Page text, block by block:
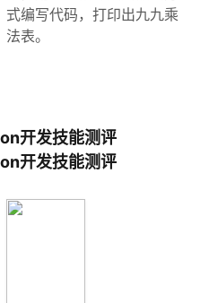
式编写代码，打印出九九乘
法表。
开发技能测评
开发技能测评